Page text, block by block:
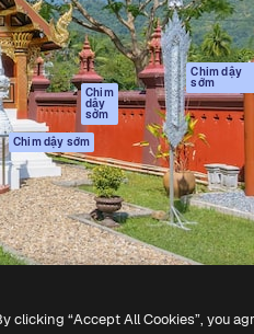
giọng nói
kho
cho
ChatGPT
Chim
dậy
sớm
Chim dậy sớm
lập trình
(API)
di động
các công cụ
Chính sách bảo
mật
Bản
gốc
Chim dậy
sớm
Chính sách cookie
Trung tâm tin cậy
Đối tác liên kết
Công ty
clicking “Accept All Cookies”, you